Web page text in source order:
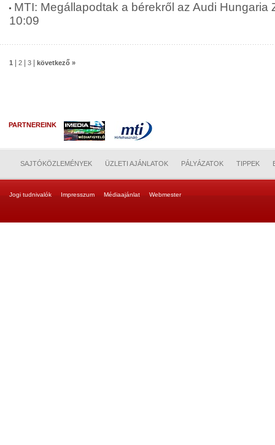
MTI: Megállapodtak a bérekről az Audi Hungaria
10:09
1 2 3 következő »
PARTNEREINK
SAJTÓKÖZLEMÉNYEK ÜZLETI AJÁNLATOK PÁLYÁZATOK TIPPEK
Jogi tudnivalók Impresszum Médiaajánlat Webmester